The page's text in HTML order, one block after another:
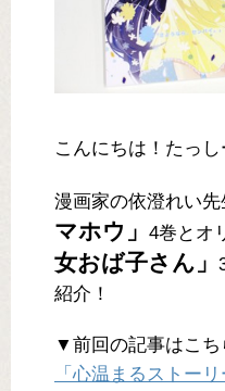
こんにちは！たっし
漫画家の依澄れい先
マホウ」 4巻とオ
女おば子さん」
紹介！
▼前回の記事はこち
「心温まるストー